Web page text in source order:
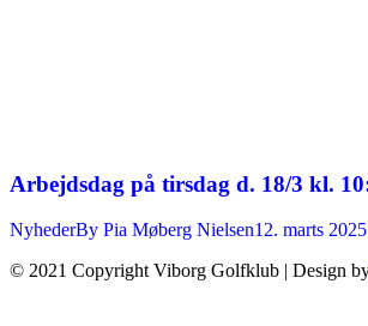
Arbejdsdag på tirsdag d. 18/3 kl.
NyhederBy Pia Møberg Nielsen12. marts 2025
© 2021 Copyright Viborg Golfklub | Design